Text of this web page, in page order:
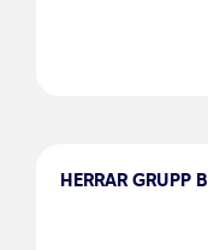
HERRAR GRUPP B